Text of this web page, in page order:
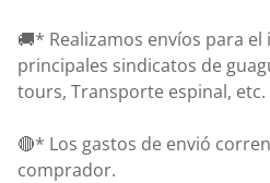
🚚* Realizamos envíos para
principales sindicatos de
tours, Transporte espinal, etc.
🔴* Los gastos de envió
comprador.